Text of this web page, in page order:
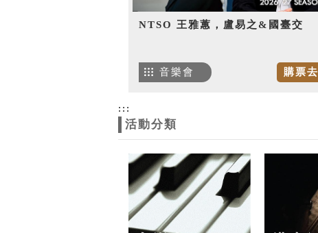
NTSO 王雅蕙，盧易之&國臺交
購票去
音樂會
:::
活動分類